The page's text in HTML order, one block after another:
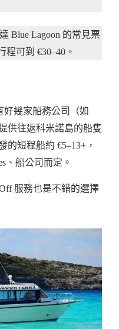
Blue Lagoon 的常見票
可到 €30–40。
好幾家船務公司（如
供往返科米諾島的船隻
的短程船約 €5–13+，
、船公司而定。
服務也是不錯的選擇